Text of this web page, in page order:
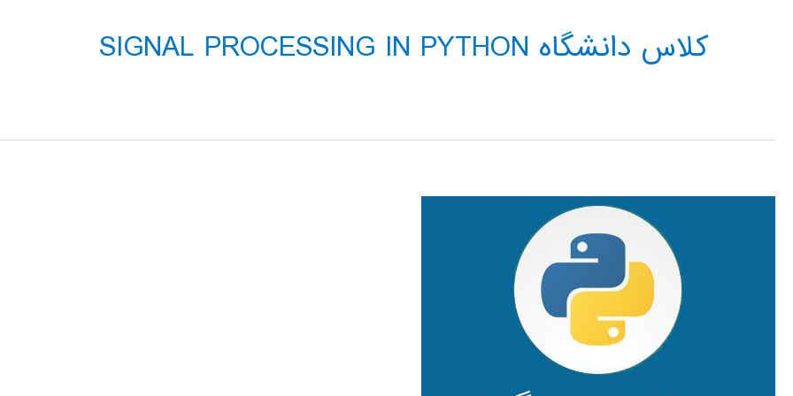
کلاس دانشگاه SIGNAL PROCESSING IN PYTHON